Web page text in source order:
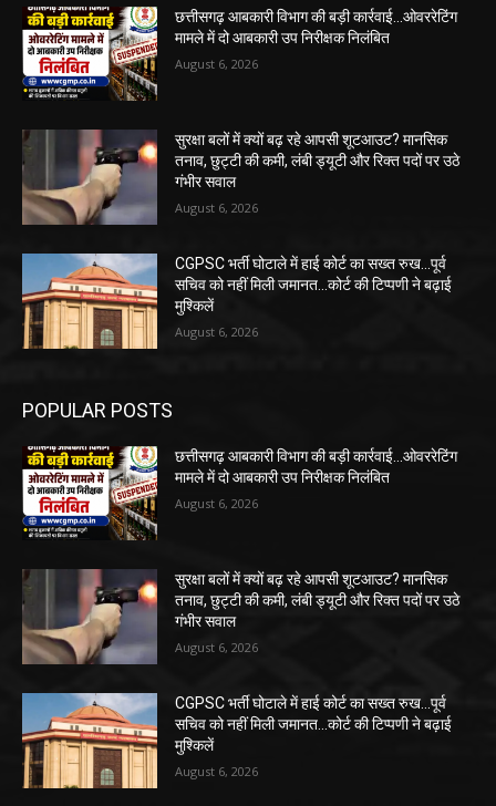
छत्तीसगढ़ आबकारी विभाग की बड़ी कार्रवाई...ओवररेटिंग
मामले में दो आबकारी उप निरीक्षक निलंबित
August 6, 2026
सुरक्षा बलों में क्यों बढ़ रहे आपसी शूटआउट? मानसिक
तनाव, छुट्टी की कमी, लंबी ड्यूटी और रिक्त पदों पर उठे
गंभीर सवाल
August 6, 2026
CGPSC भर्ती घोटाले में हाई कोर्ट का सख्त रुख...पूर्व
सचिव को नहीं मिली जमानत...कोर्ट की टिप्पणी ने बढ़ाई
मुश्किलें
August 6, 2026
POPULAR POSTS
छत्तीसगढ़ आबकारी विभाग की बड़ी कार्रवाई...ओवररेटिंग
मामले में दो आबकारी उप निरीक्षक निलंबित
August 6, 2026
सुरक्षा बलों में क्यों बढ़ रहे आपसी शूटआउट? मानसिक
तनाव, छुट्टी की कमी, लंबी ड्यूटी और रिक्त पदों पर उठे
गंभीर सवाल
August 6, 2026
CGPSC भर्ती घोटाले में हाई कोर्ट का सख्त रुख...पूर्व
सचिव को नहीं मिली जमानत...कोर्ट की टिप्पणी ने बढ़ाई
मुश्किलें
August 6, 2026